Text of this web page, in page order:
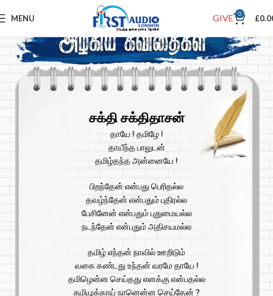
MENU GIVE 0 £
சக்தி சக்திதாசன்
தாயே ! தமிழே !
தாயீந்த பாலுடன்
தமிழ்தந்த அன்னையே !
பிறந்தேன் என்பது பெரிதல்ல
தவழ்ந்தேன் என்பதும் புதிரல்ல
பேசினேன் என்பதும் புதுமையல்ல
நடந்தேன் என்பதும் அதிசயமல்ல
தமிழ் எந்தன் நாவில் ஊறிடும்
வகை கண்டது உந்தன் வரமே தாயே !
தமிழென்ன செய்தது எனக்கு என்பதல்ல
தமிழுக்காய் நானென்ன செய்தேன் ?